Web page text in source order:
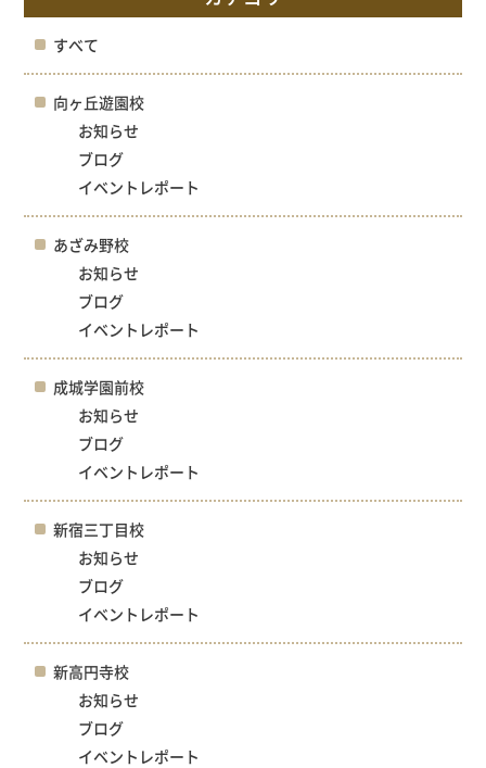
すべて
向ヶ丘遊園校
お知らせ
ブログ
イベントレポート
あざみ野校
お知らせ
ブログ
イベントレポート
成城学園前校
お知らせ
ブログ
イベントレポート
新宿三丁目校
お知らせ
ブログ
イベントレポート
新高円寺校
お知らせ
ブログ
イベントレポート